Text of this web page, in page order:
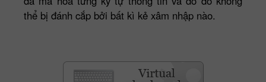
thể bị đánh cắp bởi bất kì kẻ xâm nhập nào.